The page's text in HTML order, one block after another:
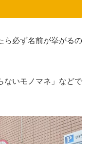
ら必ず名前が挙がるの
ないモノマネ」などで